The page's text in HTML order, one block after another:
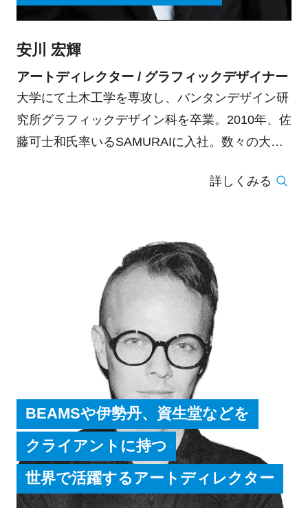
安川 宏輝
アートディレクター / グラフィックデザイナー
大学にて土木工学を専攻し、バンタンデザイン研
究所グラフィックデザイン科を卒業。2010年、佐
藤可士和氏率いるSAMURAIに入社。数々の大手
し、様々なジャンルのクリエイターを集めた一般
プロジェクトに、株式会社バンタンのトータルブ
詳しくみる
BEAMSや伊勢丹、資生堂などを
クライアントに持つ
世界で活躍するアートディレクター